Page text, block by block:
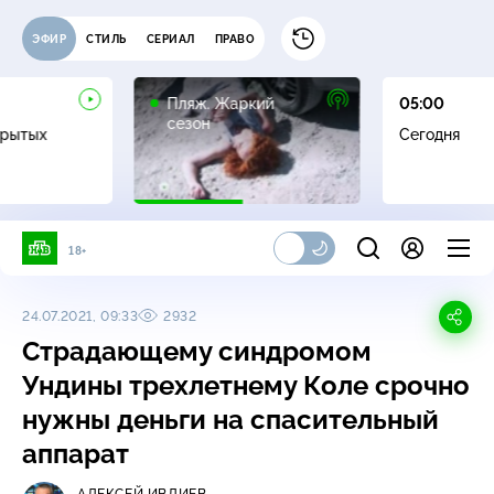
ЭФИР СТИЛЬ СЕРИАЛ ПРАВО
Пляж. Жаркий
сезон
16+
05:00
Сегодня
18+
24.07.2021, 09:33 2932
Страдающему синдромом
Ундины трехлетнему Коле срочно
нужны деньги на спасительный
аппарат